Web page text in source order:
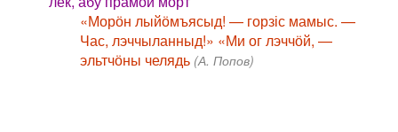
«Морӧн лыйӧмъясыд! — горзіс мамыс. —
Час, лэччыланныд!» «Ми ог лэччӧй, —
эльтчӧны челядь (А. Попов)